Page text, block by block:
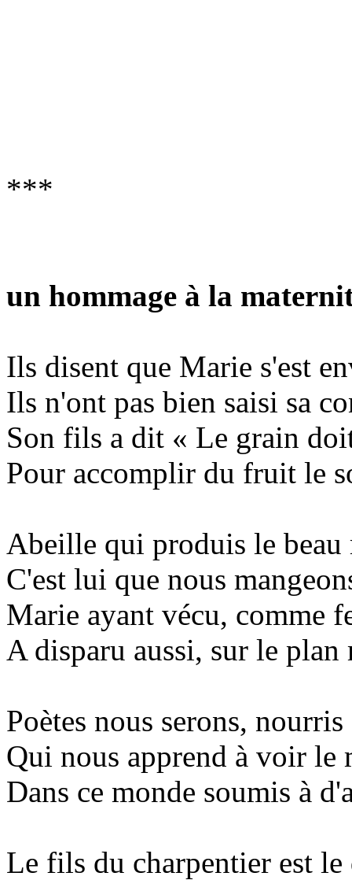
***
un hommage à la
Ils disent que Marie s'est
Ils n'ont pas bien saisi sa
Son fils a dit « Le grain
Pour accomplir du fruit le
Abeille qui produis le beau
C'est lui que nous
Marie ayant vécu, comme
A disparu aussi, sur le plan
Poètes nous serons,
Qui nous apprend à voir le
Dans ce monde soumis à
Le fils du charpentier est le